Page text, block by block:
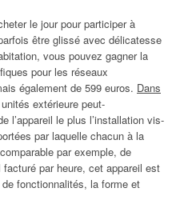
le jour pour participer à
être glissé avec délicatesse
vous pouvez gagner la
pour les réseaux
également de 599 euros. Dans
extérieure peut-
l’appareil le plus l’installation vis-
par laquelle chacun à la
par exemple, de
par heure, cet appareil est
fonctionnalités, la forme et